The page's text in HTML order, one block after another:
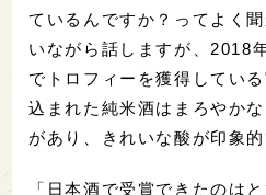
ているんですか？ってよく
いながら話しますが、2018
でトロフィーを獲得してい
込まれた純米酒はまろやか
があり、きれいな酸が印象的
「日本酒で受賞できたのは